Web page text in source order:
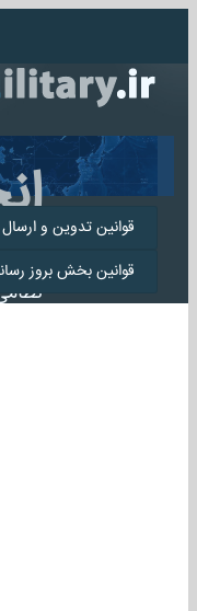
قوانین تدوین و
قوانین بخش بروز